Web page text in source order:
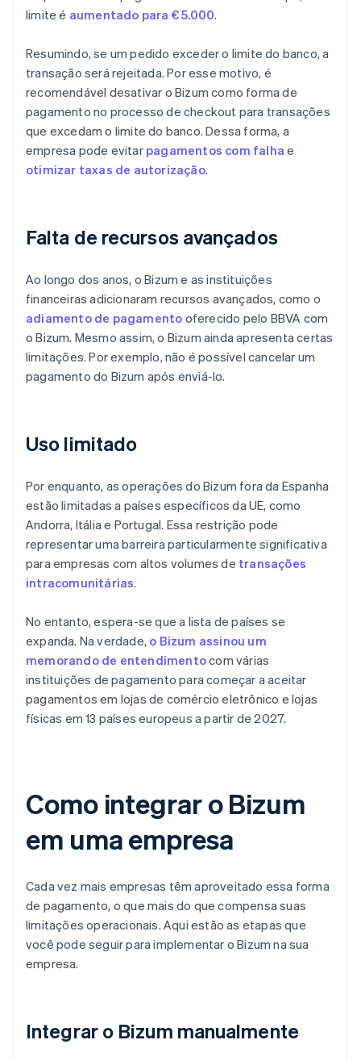
limite é aumentado para € 5.000.
Resumindo, se um pedido exceder o limite do banco, a
transação será rejeitada. Por esse motivo, é
recomendável desativar o Bizum como forma de
pagamento no processo de checkout para transações
que excedam o limite do banco. Dessa forma, a
empresa pode evitar pagamentos com falha e
otimizar taxas de autorização.
Falta de recursos avançados
Ao longo dos anos, o Bizum e as instituições
financeiras adicionaram recursos avançados, como o
adiamento de pagamento oferecido pelo BBVA com
o Bizum. Mesmo assim, o Bizum ainda apresenta certas
limitações. Por exemplo, não é possível cancelar um
pagamento do Bizum após enviá-lo.
Uso limitado
Por enquanto, as operações do Bizum fora da Espanha
estão limitadas a países específicos da UE, como
Andorra, Itália e Portugal. Essa restrição pode
representar uma barreira particularmente significativa
para empresas com altos volumes de transações
intracomunitárias.
No entanto, espera-se que a lista de países se
expanda. Na verdade, o Bizum assinou um
memorando de entendimentocom várias
instituições de pagamento para começar a aceitar
pagamentos em lojas de comércio eletrônico e lojas
físicas em 13 países europeus a partir de 2027.
Como integrar o Bizum
em uma empresa
Cada vez mais empresas têm aproveitado essa forma
de pagamento, o que mais do que compensa suas
limitações operacionais. Aqui estão as etapas que
você pode seguir para implementar o Bizum na sua
empresa.
Integrar o Bizum manualmente